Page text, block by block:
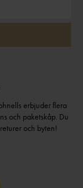
erbjuder flera
och paketskåp. Du
och byten!